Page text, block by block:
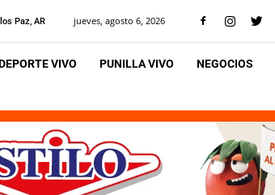
Paz, AR jueves, agosto 6, 2026
VIVO PUNILLA VIVO NEGOCIOS